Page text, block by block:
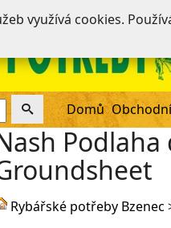
Domů
Rybářské potřeby Bzenec
využívá cookies.